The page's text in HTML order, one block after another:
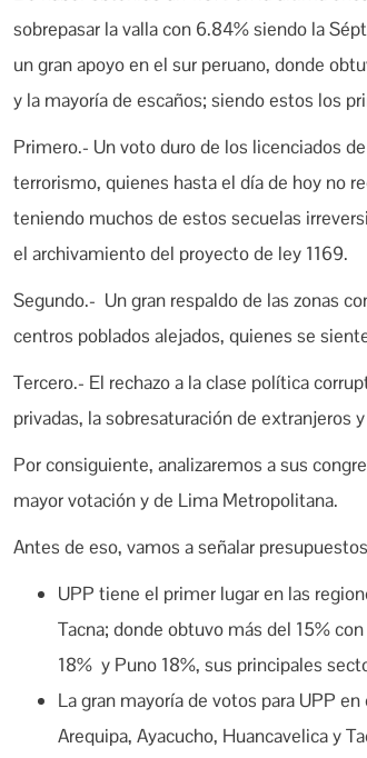
sobrepasar la valla con 6.84% siendo la
un gran apoyo en el sur peruano, donde
y la mayoría de escaños; siendo estos los
Primero.- Un voto duro de los licenciados
terrorismo, quienes hasta el día de hoy no
teniendo muchos de estos secuelas
el archivamiento del proyecto de ley 1169.
Segundo.- Un gran respaldo de las zonas
centros poblados alejados, quienes se
Tercero.- El rechazo a la clase política
privadas, la sobresaturación de extranjeros
Por consiguiente, analizaremos a sus
mayor votación y de Lima Metropolitana.
Antes de eso, vamos a señalar
UPP tiene el primer lugar en las
Tacna; donde obtuvo más del 15%
18% y Puno 18%, sus principales
La gran mayoría de votos para UPP
Arequipa, Ayacucho, Huancavelica y